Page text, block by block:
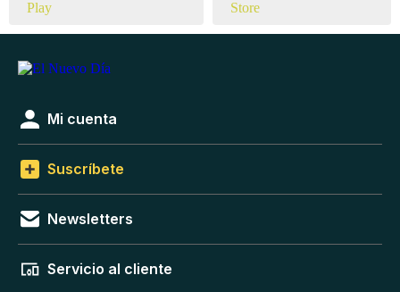
Mi cuenta
Suscríbete
Newsletters
Servicio al cliente